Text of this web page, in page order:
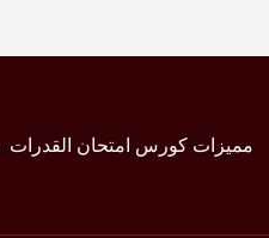
مميزات كورس امتحان القدرات